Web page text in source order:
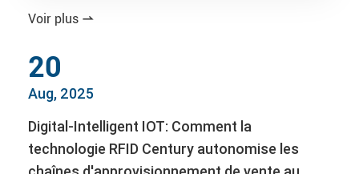
Voir plus 
20
Aug, 2025
Digital-Intelligent IOT: Comment la
technologie RFID Century autonomise les